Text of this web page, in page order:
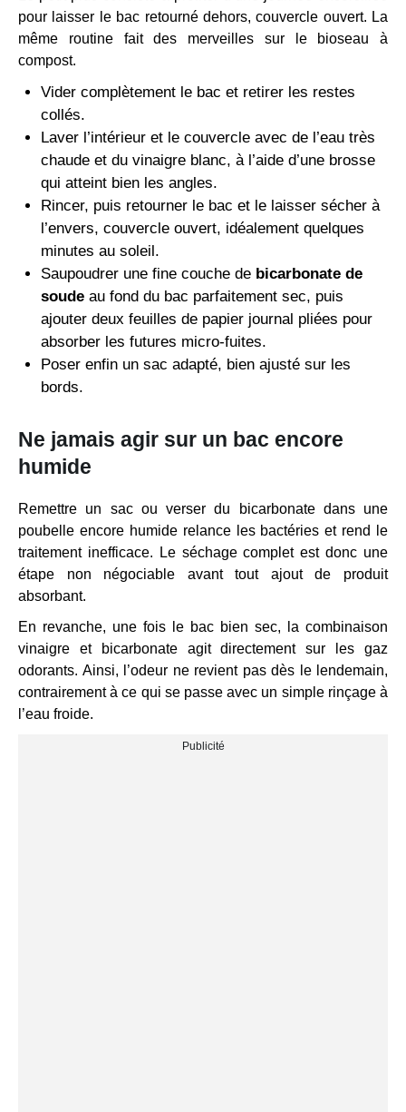
pour laisser le bac retourné dehors, couvercle ouvert. La
même routine fait des merveilles sur le bioseau à
compost.
Vider complètement le bac et retirer les restes
collés.
Laver l’intérieur et le couvercle avec de l’eau très
chaude et du vinaigre blanc, à l’aide d’une brosse
qui atteint bien les angles.
Rincer, puis retourner le bac et le laisser sécher à
l’envers, couvercle ouvert, idéalement quelques
minutes au soleil.
Saupoudrer une fine couche de bicarbonate de
soude au fond du bac parfaitement sec, puis
ajouter deux feuilles de papier journal pliées pour
absorber les futures micro-fuites.
Poser enfin un sac adapté, bien ajusté sur les
bords.
Ne jamais agir sur un bac encore
humide
Remettre un sac ou verser du bicarbonate dans une
poubelle encore humide relance les bactéries et rend le
traitement inefficace. Le séchage complet est donc une
étape non négociable avant tout ajout de produit
absorbant.
En revanche, une fois le bac bien sec, la combinaison
vinaigre et bicarbonate agit directement sur les gaz
odorants. Ainsi, l’odeur ne revient pas dès le lendemain,
contrairement à ce qui se passe avec un simple rinçage à
l’eau froide.